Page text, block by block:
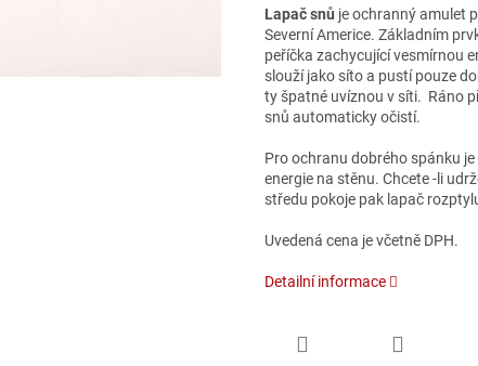
Lapač snů je ochranný amulet
Severní Americe. Základním
peříčka zachycující vesmírnou
slouží jako síto a pustí pouze
ty špatné uvíznou v síti. Ráno
snů automaticky očistí.
Pro ochranu dobrého spánku
energie na stěnu. Chcete -li
středu pokoje pak lapač
Uvedená cena je včetně DPH.
Detailní informace